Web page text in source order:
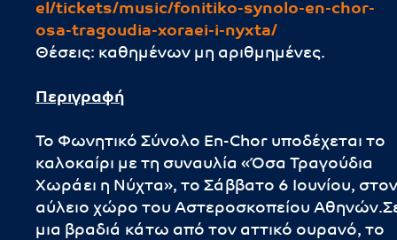
el/tickets/music/fonitiko-synolo-en-chor-
osa-tragoudia-xoraei-i-nyxta/
Θέσεις: καθημένων μη αριθμημένες.
Περιγραφή
Το Φωνητικό Σύνολο En-Chor υποδέχεται το
καλοκαίρι με τη συναυλία «Όσα Τραγούδια
Χωράει η Νύχτα», το Σάββατο 6 Ιουνίου, στον
αύλειο χώρο του Αστεροσκοπείου
μια βραδιά κάτω από τον αττικό ουρανό, το